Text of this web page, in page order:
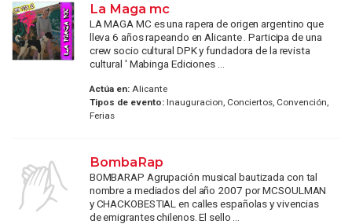
La Maga mc
LA MAGA MC es una rapera de origen argentino que
lleva 6 años rapeando en Alicante . Participa de una
crew socio cultural DPK y fundadora de la revista
cultural ' Mabinga Ediciones ...
Actúa en:Alicante
Tipos de evento:Inauguracion, Conciertos, Convención,
Ferias
BombaRap
BOMBARAP Agrupación musical bautizada con tal
nombre a mediados del año 2007 por MCSOULMAN
y CHACKOBESTIAL en calles españolas y vivencias
de emigrantes chilenos. El sello ...